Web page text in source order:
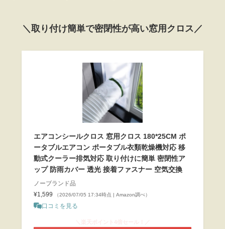
＼取り付け簡単で密閉性が高い窓用クロス／
エアコンシールクロス 窓用クロス 180*25CM ポ
ータブルエアコン ポータブル衣類乾燥機対応 移
動式クーラー排気対応 取り付けに簡単 密閉性ア
ップ 防雨カバー 透光 接着ファスナー 空気交換
ノーブランド品
¥1,599
（2026/07/05 17:34時点 | Amazon調べ）
口コミを見る